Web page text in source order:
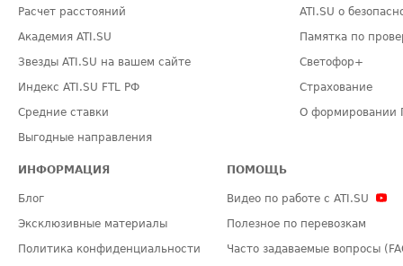
Расчет расстояний
Академия ATI.SU
Звезды ATI.SU на вашем сайте
Индекс ATI.SU FTL РФ
Средние ставки
Выгодные направления
ATI.SU о
Памятка по
Светофор+
Страхование
О формировании
ИНФОРМАЦИЯ
Блог
Эксклюзивные материалы
Политика конфиденциальности
ПОМОЩЬ
Видео по работе с ATI.SU
Полезное по перевозкам
Часто задаваемые вопросы